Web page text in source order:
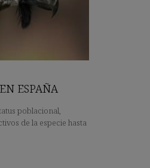
ESPAÑA
poblacional,
de la especie hasta